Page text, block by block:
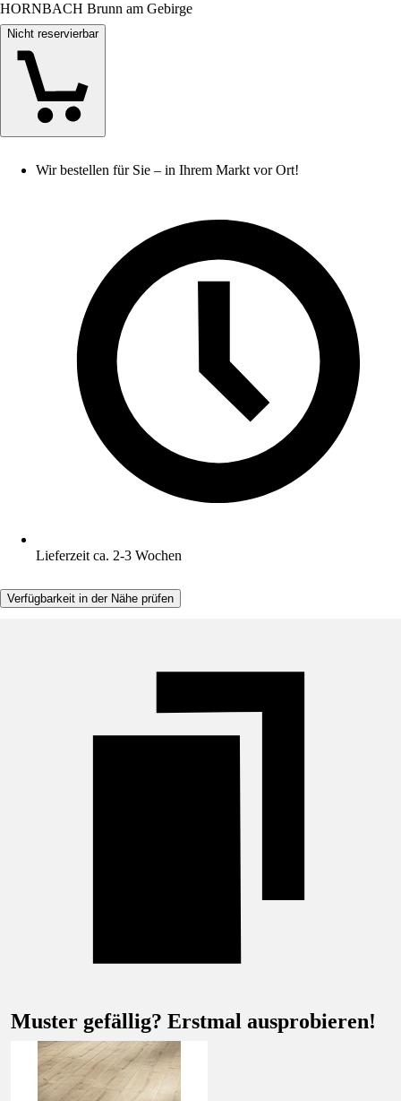
HORNBACH Brunn am Gebirge
Nicht reservierbar
Wir bestellen für Sie – in Ihrem Markt vor Ort!
Lieferzeit ca. 2-3 Wochen
Verfügbarkeit in der Nähe prüfen
Muster gefällig? Erstmal ausprobieren!